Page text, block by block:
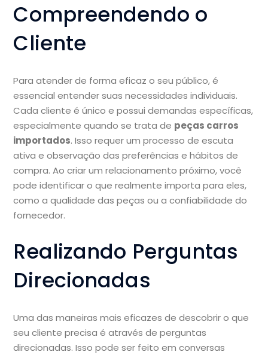
Compreendendo o
Cliente
Para atender de forma eficaz o seu público, é
essencial entender suas necessidades individuais.
Cada cliente é único e possui demandas específicas,
especialmente quando se trata de peças carros
importados. Isso requer um processo de escuta
ativa e observação das preferências e hábitos de
compra. Ao criar um relacionamento próximo, você
pode identificar o que realmente importa para eles,
como a qualidade das peças ou a confiabilidade do
fornecedor.
Realizando Perguntas
Direcionadas
Uma das maneiras mais eficazes de descobrir o que
seu cliente precisa é através de perguntas
direcionadas. Isso pode ser feito em conversas